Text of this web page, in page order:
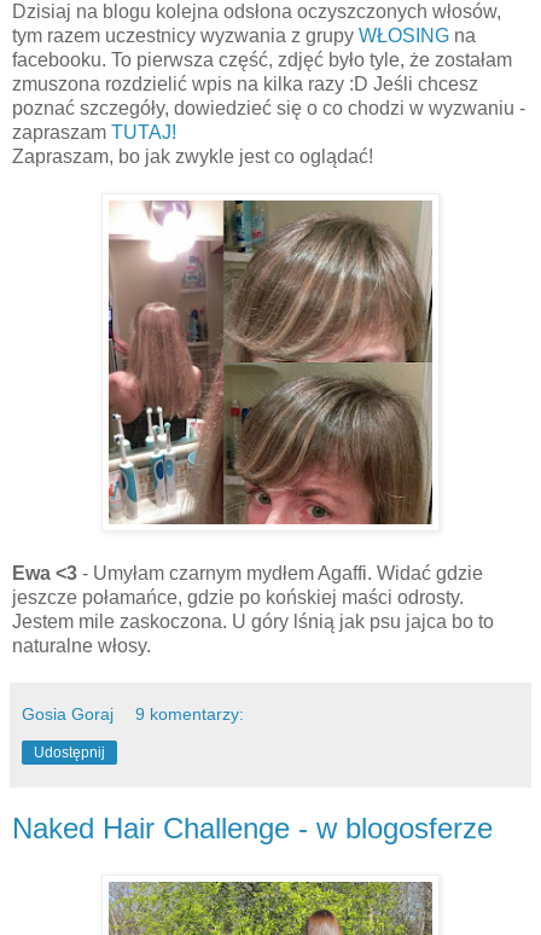
Dzisiaj na blogu kolejna odsłona oczyszczonych włosów,
tym razem uczestnicy wyzwania z grupy WŁOSING na
facebooku. To pierwsza część, zdjęć było tyle, że zostałam
zmuszona rozdzielić wpis na kilka razy :D Jeśli chcesz
poznać szczegóły, dowiedzieć się o co chodzi w wyzwaniu -
zapraszam TUTAJ!
Zapraszam, bo jak zwykle jest co oglądać!
Ewa <3 - Umyłam czarnym mydłem Agaffi. Widać gdzie
jeszcze połamańce, gdzie po końskiej maści odrosty.
Jestem mile zaskoczona. U góry lśnią jak psu jajca bo to
naturalne włosy.
Gosia Goraj 9 komentarzy:
Udostępnij
Naked Hair Challenge - w blogosferze